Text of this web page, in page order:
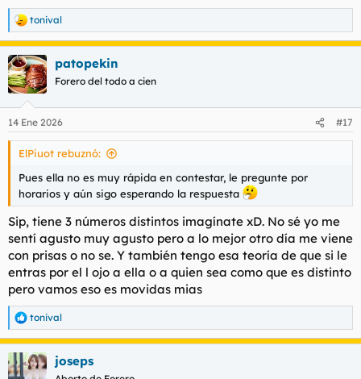
R
e
a
c
c
i
e
s
tonival
patopekin
Forero del todo a cien
14 Ene 2026 #17
ElPiuot rebuznó:
Pues ella no es muy rápida en contestar, le pregunte por
horarios y aún sigo esperando la respuesta
Sip, tiene 3 números distintos imagínate xD. No sé yo me
sentí agusto muy agusto pero a lo mejor otro día me viene
con prisas o no se. Y también tengo esa teoría de que si le
entras por el l ojo a ella o a quien sea como que es distinto
pero vamos eso es movidas mias
R
e
a
c
c
tonival
joseps